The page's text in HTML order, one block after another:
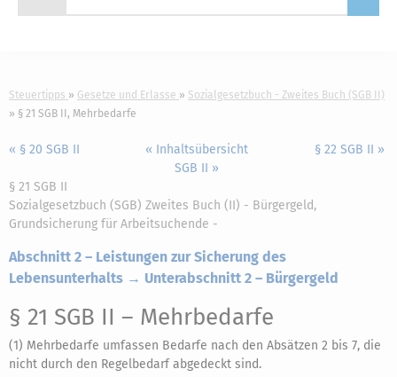
Steuertipps Gesetze und Erlasse
Sozialgesetzbuch - Zweites Buch (SGB II)
§ 21 SGB II, Mehrbedarfe
« § 20 SGB II
« Inhaltsübersicht
SGB II »
§ 22 SGB II »
§ 21 SGB II
Sozialgesetzbuch (SGB) Zweites Buch (II) - Bürgergeld,
Grundsicherung für Arbeitsuchende -
Abschnitt 2 – Leistungen zur Sicherung des
Lebensunterhalts → Unterabschnitt 2 – Bürgergeld
§ 21 SGB II – Mehrbedarfe
(1) Mehrbedarfe umfassen Bedarfe nach den Absätzen 2 bis 7, die
nicht durch den Regelbedarf abgedeckt sind.